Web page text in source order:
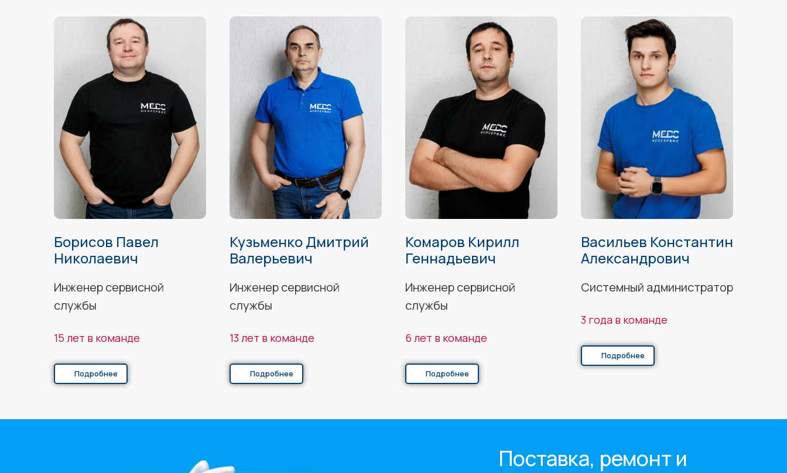
Борисов Павел
Николаевич
Инженер сервисной
службы
15 лет в команде
Подробнее
Кузьменко Дмитрий
Валерьевич
Инженер сервисной
службы
13 лет в команде
Подробнее
Комаров Кирилл
Геннадьевич
Инженер сервисной
службы
6 лет в команде
Подробнее
Васильев Константин
Александрович
Системный администратор
3 года в команде
Подробнее
Поставка, ремонт и